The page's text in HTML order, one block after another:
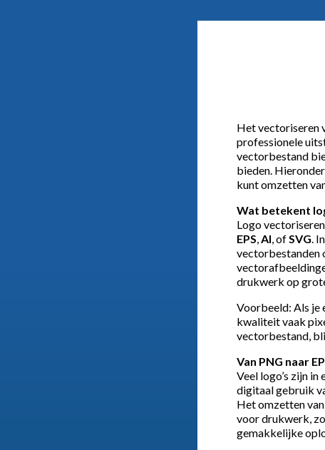
Het vectoriseren
professionele
vectorbestand
bieden.
kunt omzetten
Wat betekent
Logo
EPS,AI, ofSVG.
vectorbestanden
drukwerk op
Voorbeeld: Als je
kwaliteit vaak
vectorbestand,
Van PNG naar
Veel logo’s zijn
digitaal gebruik
Het omzetten van
voor drukwerk,
gemakkelijke